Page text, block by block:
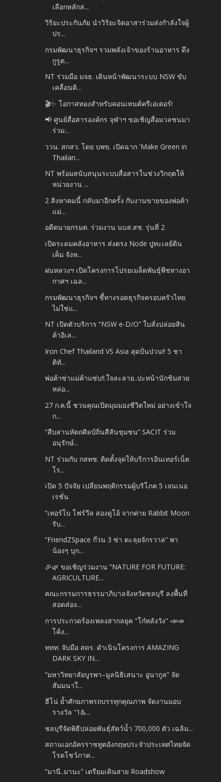
เลือกหลักส...
วิริยะประกันภัย นำวิริยะจิตอาสาร่วมส่งกำลังใจผู้
ปร...
กรมพัฒนาธุรกิจฯ รวมพลังเจ้าของร้านอาหาร ดึง
กูรูต...
NT ร่วมมือ มจธ. เดินหน้าพัฒนาระบบ NSW ขับ
เคลื่อนดิ...
🎬✨ โอกาสทองสำหรับคอนเทนต์ครีเอเตอร์!
📢 ศูนย์สื่อสารองค์กร จุฬาฯ ขอเชิญสื่อมวลชนมา
ร่วม...
ววน. สกสว. โดย บพข. เปิดฉาก 'Make Green in
Thailan...
NT พร้อมสนับสนุนระบบสื่อสารในช่วงวิกฤตให้
หน่วยงาน ...
2 สิงหาคมนี้ กลับมาอีกครั้ง กับงานขายของพ่อค้า
แม่...
อดีตนายกรมต. ร่วมงาน นบส.สช. รุ่นที่ 2
เปิดระดมคลังอาหาร ส่งตรง Node ปูทะเลย์ดิน
เค็ม จังห...
ฝนหลวงฯ เปิดโครงการโปรยเมล็ดพันธุ์พืชทางอา
กาศฯ เฉล...
กรมพัฒนาธุรกิจฯ ชี้ทางรอดธุรกิจครอบครัวไทย
ไม่ใช่แ...
NT เปิดตัวบริการ “NSW e-D/O” ใบสั่งปล่อยสิน
ค้าอิเล...
Iron Chef Thailand VS Asia สุดปั่นป่วน!! 5 ชา
ติทั...
พ่อค้าซ่าแม่ค้าแซ่บ!!.ใจละลาย..ปะหน้านักชิมสวย
หล่อ...
27 ก.ค.นี้ ชวนคุณเปิดมุมมองชีวิตใหม่ อย่างเข้าใจ
ก...
“สืบสานหัตถศิลป์ถิ่นสีสันชุมชน” SACIT ร่วม
อนุรักษ์...
NT ร่วมกับ กสทช. ติดตั้งจุดให้บริการอินเทอร์เน็ต
โร...
เปิด 5 ปัจจัย เปลี่ยนพฤติกรรมผู้บริโภค 5 เจนเนอ
เรชั่น
“เทอร์โบ โฟร์วีล สองดูโอ้ จากค่าย Rabbit Moon
รับ...
“FriendZSpace ก๊วน 3 ซ่า ตะลุยจักรวาล” พา
น้องๆ บุก...
🎉🌿 ขอเชิญร่วมงาน “NATURE FOR FUTURE:
AGRICULTURE...
คณะกรรมการธรรมาภิบาลจังหวัดชลบุรี ลงพื้นที่
สอดส่อง...
การประกวดร้องเพลงสากลยุค "โก๋หลังวัง" 📣📣
โค้ง...
ททท. จับมือ สดร. ดำเนินโครงการ AMAZING
DARK SKY IN...
“มหาวิทยาลัยบูรพา–มูลนิธิเสนาะ อูนากูล” จัด
สัมมนาใ...
ฮีโน่ ย้ำศักยภาพรถบรรทุกคุณภาพ จัดงานมอบ
รางวัล “1&...
ชลบุรีจัดพิธีปล่อยพันธุ์สัตว์น้ำ 700,000 ตัว เฉลิม...
สถานเอกอัครราชทูตอังกฤษประจำประเทศไทยจัด
โรดโชว์ภาค...
“มานี..มานะ” เตรียมเดินสาย Roadshow